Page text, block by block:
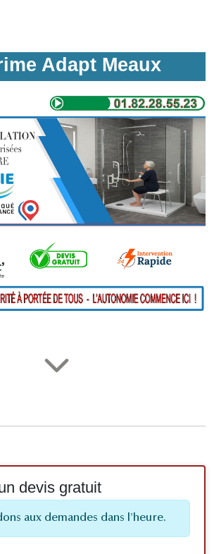
Adapt Meaux
devis gratuit
aux demandes dans l'heure.